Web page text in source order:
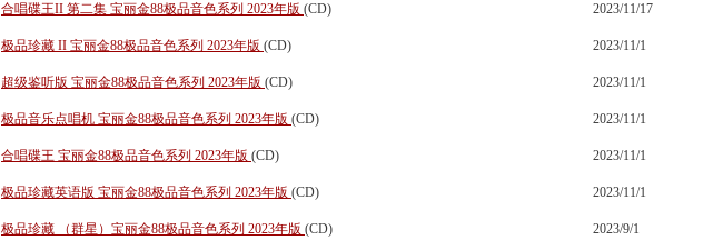
合唱碟王II 第二集 宝丽金88极品音色系列 2023年版 (CD) 2023/11/17
极品珍藏 II 宝丽金88极品音色系列 2023年版 (CD) 2023/11/1
超级鉴听版 宝丽金88极品音色系列 2023年版 (CD) 2023/11/1
极品音乐点唱机 宝丽金88极品音色系列 2023年版 (CD) 2023/11/1
合唱碟王 宝丽金88极品音色系列 2023年版 (CD) 2023/11/1
极品珍藏英语版 宝丽金88极品音色系列 2023年版 (CD) 2023/11/1
极品珍藏 （群星）宝丽金88极品音色系列 2023年版 (CD) 2023/9/1